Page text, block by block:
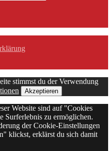
stimmst du der Verwendung
Akzeptieren
Website sind auf "Cookies
Surferlebnis zu ermöglichen.
der Cookie-Einstellungen
klickst, erklärst du sich damit